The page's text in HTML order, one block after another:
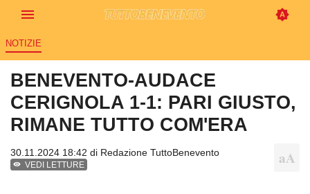
NOTIZIE
BENEVENTO-AUDACE
CERIGNOLA 1-1: PARI GIUSTO,
RIMANE TUTTO COM'ERA
30.11.2024 18:42 di Redazione TuttoBenevento
VEDI LETTURE